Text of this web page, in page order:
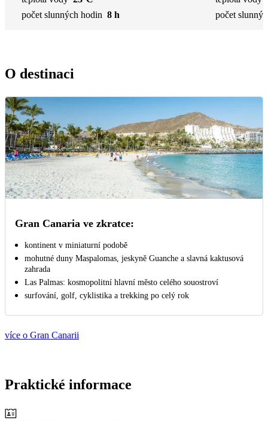
počet slunných hodin 8 h
počet
O destinaci
Gran Canaria ve zkratce:
kontinent v miniaturní podobě
mohutné duny Maspalomas, jeskyně Guanche a slavná kaktusová
zahrada
Las Palmas: kosmopolitní hlavní město celého souostroví
surfování, golf, cyklistika a trekking po celý rok
více o Gran Canarii
Praktické informace